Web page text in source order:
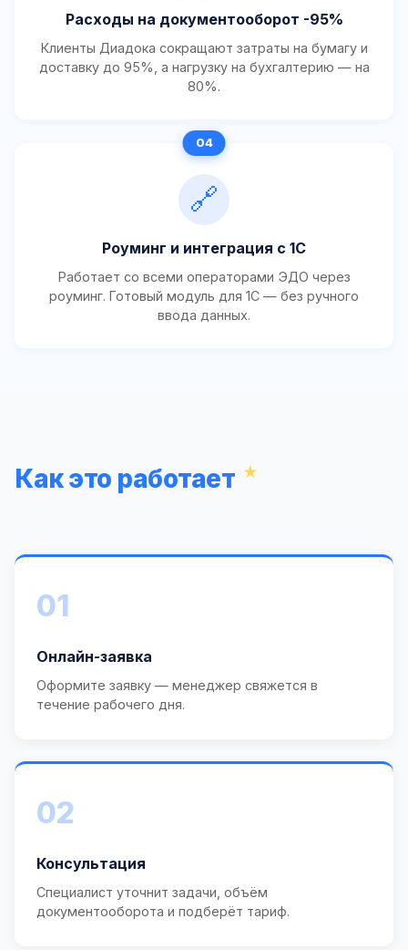
Расходы на документооборот -95%
Клиенты Диадока сокращают затраты на бумагу и
доставку до 95%, а нагрузку на бухгалтерию — на
80%.
🔗
Роуминг и интеграция с 1С
Работает со всеми операторами ЭДО через
роуминг. Готовый модуль для 1С — без ручного
ввода данных.
Как это работает
01
Онлайн-заявка
Оформите заявку — менеджер свяжется в
течение рабочего дня.
02
Консультация
Специалист уточнит задачи, объём
документооборота и подберёт тариф.